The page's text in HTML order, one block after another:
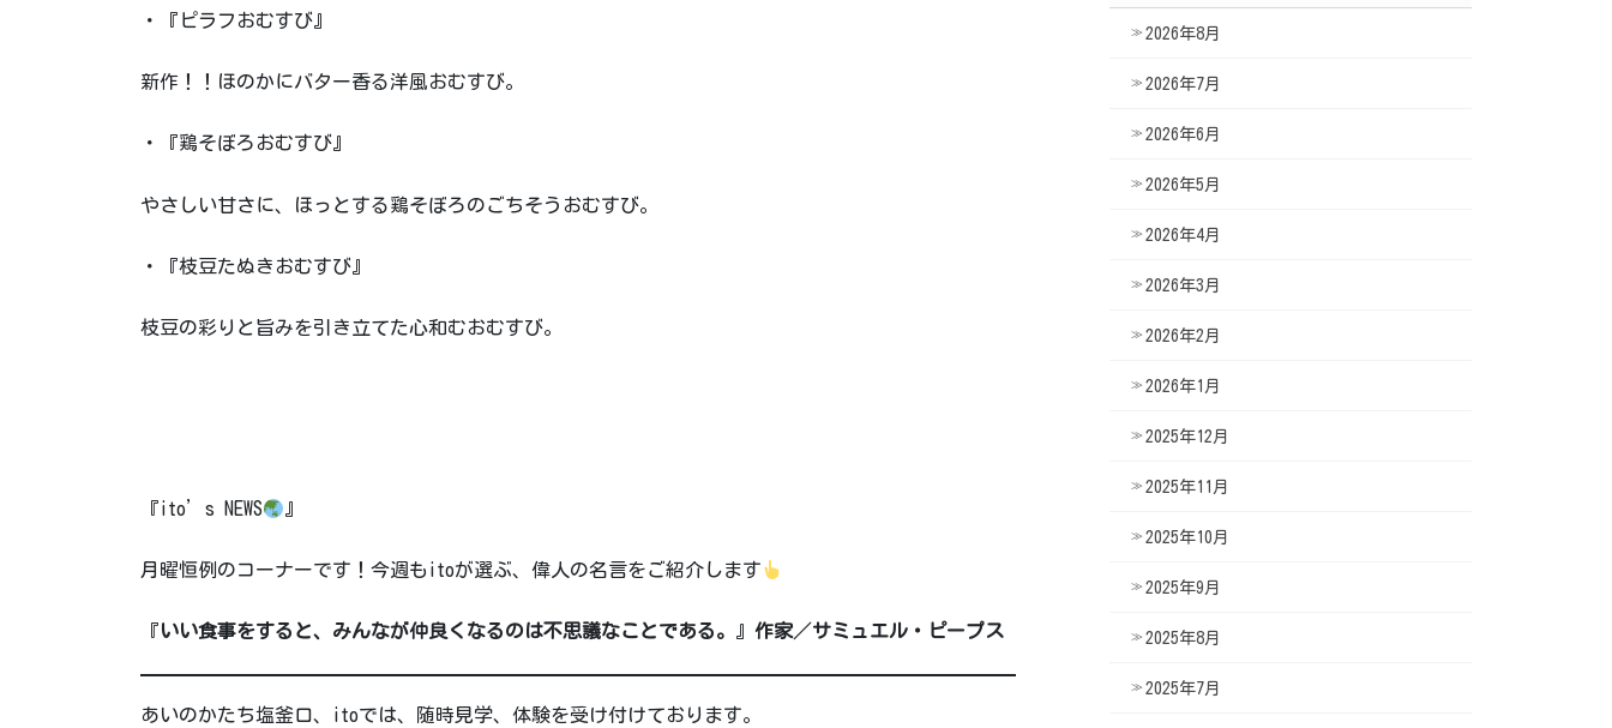
・『ピラフおむすび』
新作！！ほのかにバター香る洋風おむすび。
・『鶏そぼろおむすび』
やさしい甘さに、ほっとする鶏そぼろのごちそうおむすび。
・『枝豆たぬきおむすび』
枝豆の彩りと旨みを引き立てた心和むおむすび。
『ito’s NEWS 』
月曜恒例のコーナーです！今週もitoが選ぶ、偉人の名言をご紹介します
『いい食事をすると、みんなが仲良くなるのは不思議なことである。 』 作家／サミュエル・ピープス
あいのかたち塩釜口、itoでは、随時見学、体験を受け付けております。
2026年8月
2026年7月
2026年6月
2026年5月
2026年4月
2026年3月
2026年2月
2026年1月
2025年12月
2025年11月
2025年10月
2025年9月
2025年8月
2025年7月